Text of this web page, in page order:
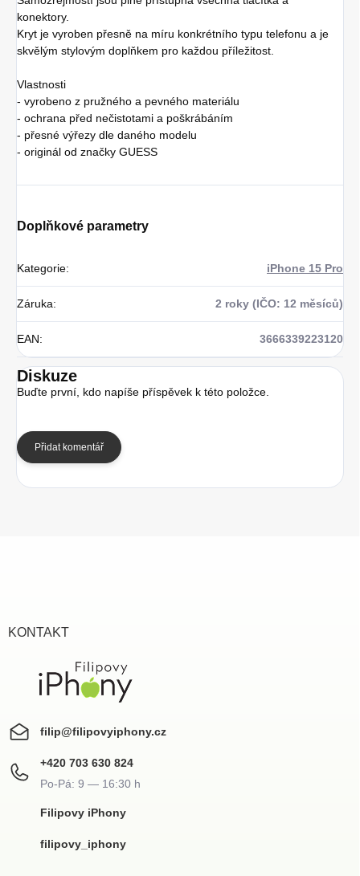
konektory.
Kryt je vyroben přesně na míru konkrétního typu telefonu a je
skvělým stylovým doplňkem pro každou příležitost.
Vlastnosti
- vyrobeno z pružného a pevného materiálu
- ochrana před nečistotami a poškrábáním
- přesné výřezy dle daného modelu
- originál od značky GUESS
Doplňkové parametry
Kategorie: iPhone 15 Pro
Záruka: 2 roky (IČO: 12 měsíců)
EAN: 3666339223120
Diskuze
Buďte první, kdo napíše příspěvek k této položce.
Přidat komentář
KONTAKT
filip@filipovyiphony.cz
+420 703 630 824
Filipovy iPhony
filipovy_iphony